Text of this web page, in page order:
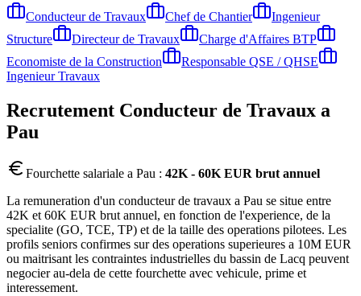
Conducteur de Travaux Chef de Chantier
Ingenieur
Structure
Directeur de Travaux
Charge d'Affaires BTP
Economiste de la Construction
Responsable QSE / QHSE
Ingenieur Travaux
Recrutement Conducteur de Travaux a
Pau
Fourchette salariale a Pau : 42K - 60K EUR brut annuel
La remuneration d'un conducteur de travaux a Pau se situe entre
42K et 60K EUR brut annuel, en fonction de l'experience, de la
specialite (GO, TCE, TP) et de la taille des operations pilotees. Les
profils seniors confirmes sur des operations superieures a 10M EUR
ou maitrisant les contraintes industrielles du bassin de Lacq peuvent
negocier au-dela de cette fourchette avec vehicule, prime et
interessement.